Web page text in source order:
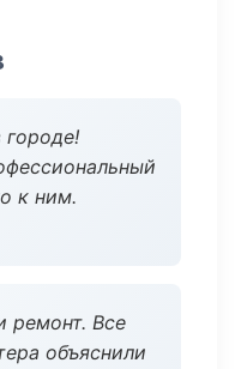
к ним.
ремонт. Все
объяснили